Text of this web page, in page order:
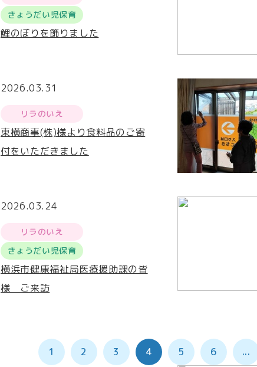
きょうだい児保育
鯉のぼりを飾りました
2026.03.31
リラのいえ
東横商事(株)様より食料品のご寄
付をいただきました
2026.03.24
リラのいえ
きょうだい児保育
横浜市健康福祉局医療援助課の皆
様 ご来訪
1 2 3 4 5 6 ...